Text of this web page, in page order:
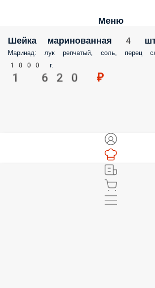
Меню
Шейка маринованная 4
Маринад: лук репчатый, соль, перец
1000 г.
1 620 ₽